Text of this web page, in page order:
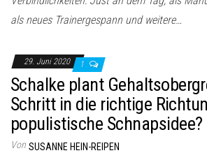
als neues Trainergespann und weitere…
29. Juni 2020 1
Schalke plant
Schritt in die richtige
populistische Schnapsidee?
Von SUSANNE HEIN-REIPEN